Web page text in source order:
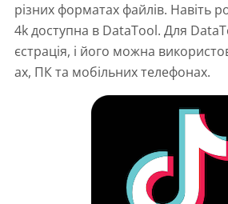
різних форматах файлів. Навіть
4k доступна в DataTool. Для
єстрація, і його можна
ах, ПК та мобільних телефонах.